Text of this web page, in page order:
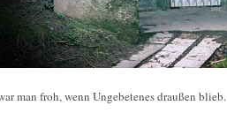
man froh, wenn Ungebetenes draußen blieb.